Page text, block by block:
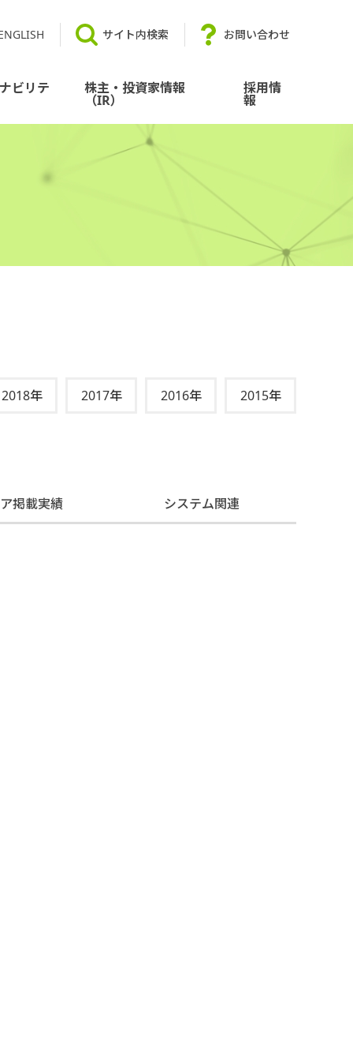
サイト内検索 お問い合わせ
ビリテ 株主・投資家情報
（IR）
採用情
報
2018年 2017年 2016年 2015年
掲載実績 システム関連